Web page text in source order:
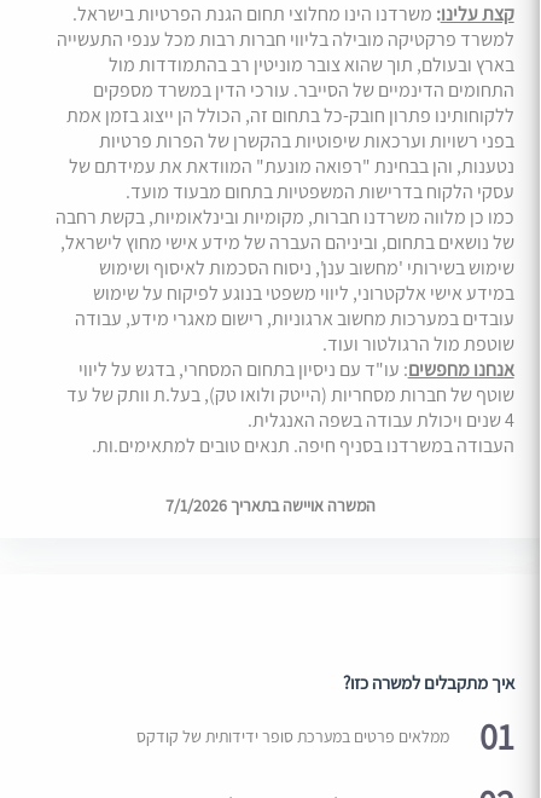
קצת עלינו: משרדנו הינו מחלוצי תחום הגנת הפרטיות בישראל.
למשרד פרקטיקה מובילה בליווי חברות רבות מכל ענפי התעשייה
בארץ ובעולם, תוך שהוא צובר מוניטין רב בהתמודדות מול
התחומים הדינמיים של הסייבר. עורכי הדין במשרד מספקים
ללקוחותינו פתרון חובק-כל בתחום זה, הכולל הן ייצוג בזמן אמת
בפני רשויות וערכאות שיפוטיות בהקשרן של הפרות פרטיות
נטענות, והן בבחינת "רפואה מונעת" המוודאת את עמידתם של
עסקי הלקוח בדרישות המשפטיות בתחום מבעוד מועד.
כמו כן מלווה משרדנו חברות, מקומיות ובינלאומיות, בקשת רחבה
של נושאים בתחום, וביניהם העברה של מידע אישי מחוץ לישראל,
שימוש בשירותי 'מחשוב ענן', ניסוח הסכמות לאיסוף ושימוש
במידע אישי אלקטרוני, ליווי משפטי בנוגע לפיקוח על שימוש
עובדים במערכות מחשוב ארגוניות, רישום מאגרי מידע, עבודה
שוטפת מול הרגולטור ועוד.
אנחנו מחפשים: עו"ד עם ניסיון בתחום המסחרי, בדגש על ליווי
שוטף של חברות מסחריות (הייטק ולואו טק), בעל.ת וותק של עד
4 שנים ויכולת עבודה בשפה האנגלית.
העבודה במשרדנו בסניף חיפה. תנאים טובים למתאימים.ות.
המשרה אויישה בתאריך 7/1/2026
איך מתקבלים למשרה כזו?
01 ממלאים פרטים במערכת סופר ידידותית של קודקס